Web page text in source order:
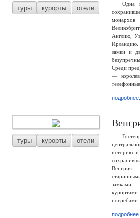
туры курорты отели
Одна
Англию,
замки и
Среди
—
подробнее...
туры курорты отели
историю и
погребами.
подробнее...